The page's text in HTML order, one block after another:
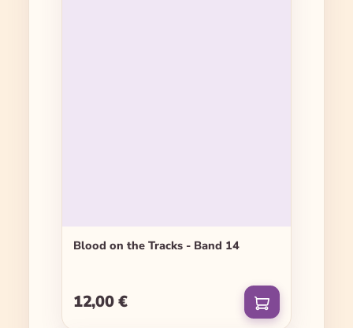
Blood on the Tracks - Band 14
Regulärer Preis:
12,00 €